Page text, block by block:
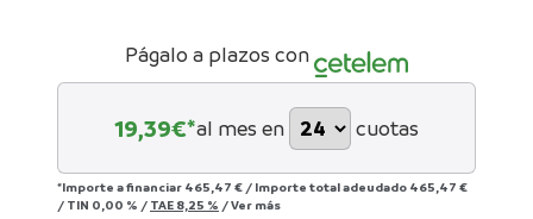
Págalo a plazos con
19,39€*al mes en cuotas
*Importe a financiar 465,47 € / Importe total adeudado 465,47 €
/ TIN 0,00 % / TAE 8,25 % /Ver más